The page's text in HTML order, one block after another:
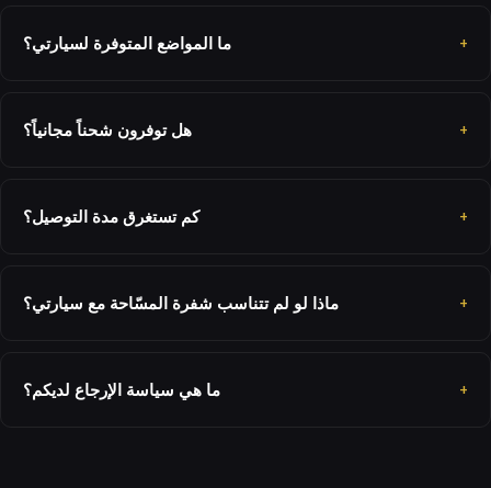
ما المواضع المتوفرة لسيارتي؟
هل توفرون شحناً مجانياً؟
كم تستغرق مدة التوصيل؟
ماذا لو لم تتناسب شفرة المسّاحة مع سيارتي؟
ما هي سياسة الإرجاع لديكم؟